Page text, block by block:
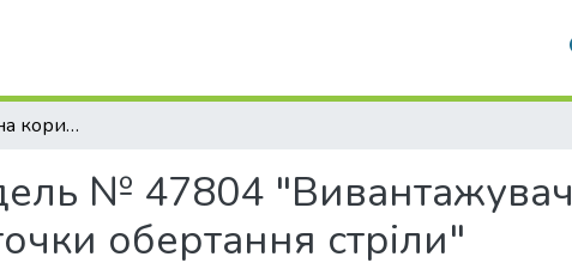
Опис до патенту на корисну модель № 47804 "Вивантажувач кормів з вертикальною зміною точки обертання стріли"
№ 47804 "Вивантажувач
обертання стріли"